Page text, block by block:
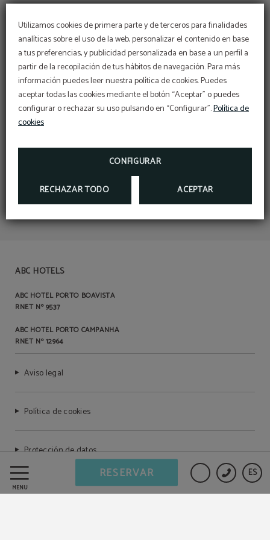
Utilizamos cookies de primera parte y de terceros para finalidades
analíticas sobre el uso de la web, personalizar el contenido en base
a tus preferencias, y publicidad personalizada en base a un perfil a
partir de la recopilación de tus hábitos de navegación. Para más
información puedes leer nuestra política de cookies. Puedes
aceptar todas las cookies mediante el botón “Aceptar” o puedes
configurar o rechazar su uso pulsando en “Configurar”.Política de
cookies
CONFIGURAR
RECHAZAR TODO ACEPTAR
MENÚ
ES
RESERVAR
ABC HOTELS
ABC HOTEL PORTO BOAVISTA
RNET Nº 9537
ABC HOTEL PORTO CAMPANHA
RNET Nº 12964
Aviso legal
Política de cookies
Protección de datos
Libro de reclamaciones